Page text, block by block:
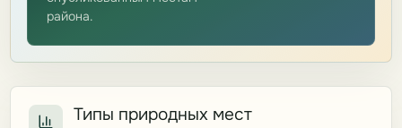
района.
Типы природных мест